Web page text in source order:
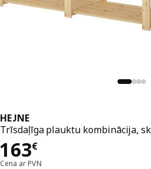
HEJNE
Trīsdaļīga plauktu kombinācija,
163€
Cena 163€
Cena ar PVN